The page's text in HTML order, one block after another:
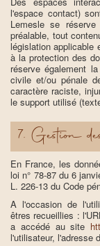
l'espace contact)
Lemesle se
préalable, tout
législation applicable
à la protection des
réserve également
civile et/ou pénale
caractère raciste,
le support utilisé
7. Gestion
En France, les
loi n° 78-87 du 6
L. 226-13 du Code
A l'occasion de
êtres recueillies :
a accédé au site
l'utilisateur, l'adresse